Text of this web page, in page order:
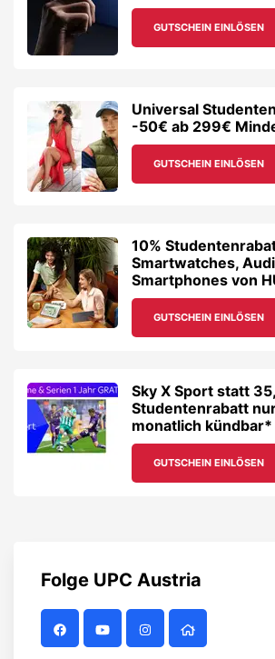
GUTSCHEIN EINLÖSEN
Universal
-50€ ab 299€
GUTSCHEIN EINLÖSEN
10%
Smartwatches,
Smartphones von
GUTSCHEIN EINLÖSEN
Sky X Sport statt
Studentenrabatt
monatlich kündbar*
GUTSCHEIN EINLÖSEN
Folge UPC Austria